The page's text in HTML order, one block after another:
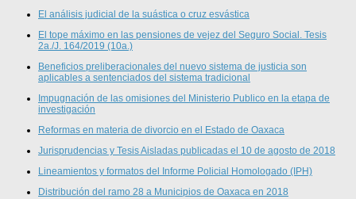
El análisis judicial de la suástica o cruz esvástica
El tope máximo en las pensiones de vejez del Seguro Social. Tesis
2a./J. 164/2019 (10a.)
Beneficios preliberacionales del nuevo sistema de justicia son
aplicables a sentenciados del sistema tradicional
Impugnación de las omisiones del Ministerio Publico en la etapa de
investigación
Reformas en materia de divorcio en el Estado de Oaxaca
Jurisprudencias y Tesis Aisladas publicadas el 10 de agosto de 2018
Lineamientos y formatos del Informe Policial Homologado (IPH)
Distribución del ramo 28 a Municipios de Oaxaca en 2018